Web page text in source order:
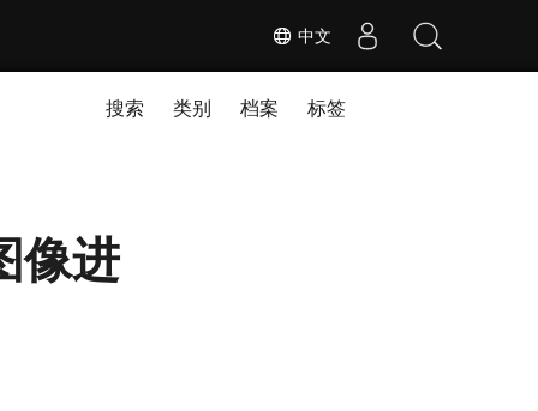
中文
搜索 类别 档案 标签
像进